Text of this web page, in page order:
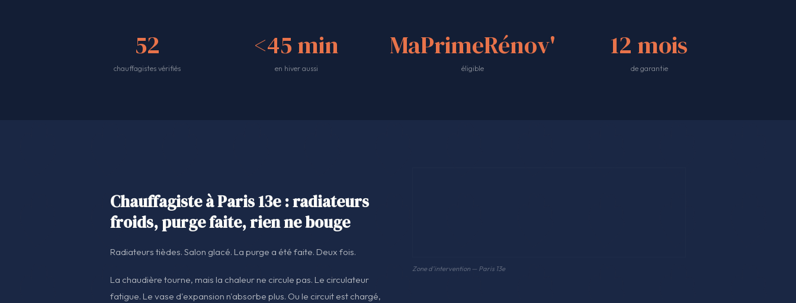
52
chauffagistes vérifiés
<45 min
en hiver aussi
MaPrimeRénov'
éligible
12 mois
de garantie
Chauffagiste à Paris 13e : radiateurs
froids, purge faite, rien ne bouge
Radiateurs tièdes. Salon glacé. La purge a été faite. Deux fois.
La chaudière tourne, mais la chaleur ne circule pas. Le circulateur
fatigue. Le vase d'expansion n'absorbe plus. Ou le circuit est chargé,
Zone d'intervention — Paris 13e